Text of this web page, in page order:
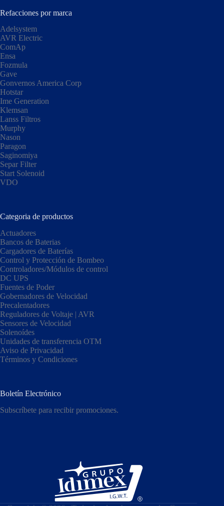
Refacciones por marca
Adelsystem
AVR Electric
ComAp
Ensa
Fozmula
Gave
Gonvernos America Corp
Hotstar
Ime Generation
Klemsan
Lanss Filtros
Murphy
Nason
Paragon
Saginomiya
Separ Filter
Start Solenoid
VDO
Categoria de productos
Actuadores
Bancos de Baterias
Cargadores de Baterías
Control y Protección de Bombeo
Controladores/Módulos de control
DC UPS
Fuentes de Poder
Gobernadores de Velocidad
Precalentadores
Reguladores de Voltaje | AVR
Sensores de Velocidad
Solenoídes
Unidades de transferencia OTM
Aviso de Privacidad
Términos y Condiciones
Boletín Electrónico
Subscríbete para recibir promociones.